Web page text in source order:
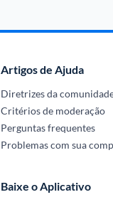
Artigos de Ajuda
Diretrizes da
Critérios de moderação
Perguntas frequentes
Problemas com sua
Baixe o Aplicativo